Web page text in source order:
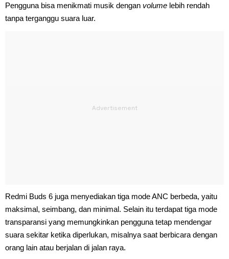
Pengguna bisa menikmati musik dengan volume lebih rendah
tanpa terganggu suara luar.
Redmi Buds 6 juga menyediakan tiga mode ANC berbeda, yaitu
maksimal, seimbang, dan minimal. Selain itu terdapat tiga mode
transparansi yang memungkinkan pengguna tetap mendengar
suara sekitar ketika diperlukan, misalnya saat berbicara dengan
orang lain atau berjalan di jalan raya.